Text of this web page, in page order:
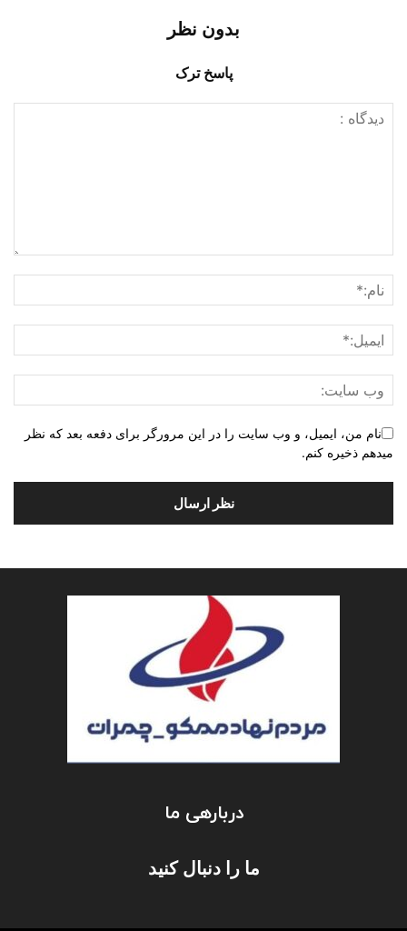
بدون نظر
پاسخ ترک
نام من، ایمیل، و وب سایت را در این مرورگر برای دفعه بعد که نظر
میدهم ذخیره کنم.
دربارهی ما
ما را دنبال کنید